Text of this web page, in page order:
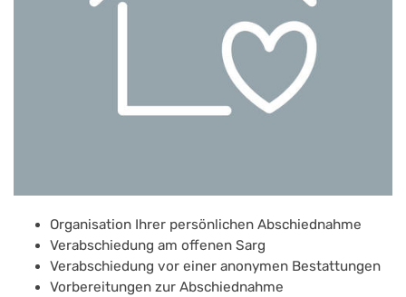
Organisation Ihrer persönlichen Abschiednahme
Verabschiedung am offenen Sarg
Verabschiedung vor einer anonymen Bestattungen
Vorbereitungen zur Abschiednahme